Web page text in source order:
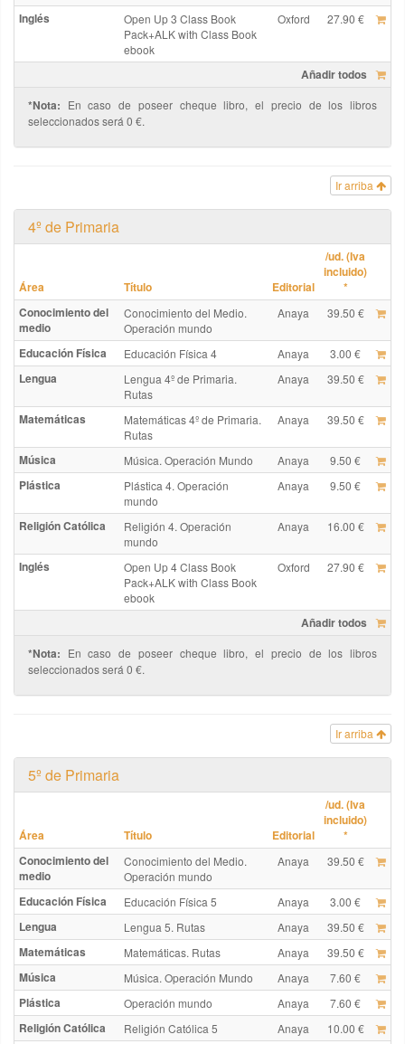
Inglés
Open Up 3 Class Book
Pack+ALK with Class Book
ebook
Oxford 27.90 €
Añadir todos
*Nota: En caso de poseer cheque libro, el precio de los libros
seleccionados será 0 €.
Ir arriba
4º de Primaria
Área Título Editorial
/ud. (Iva
incluido)
*
Conocimiento del
medio
Conocimiento del Medio.
Operación mundo
Anaya 39.50 €
Educación Física Educación Física 4 Anaya 3.00 €
Lengua
Lengua 4º de Primaria.
Rutas
Anaya 39.50 €
Matemáticas
Matemáticas 4º de Primaria.
Rutas
Anaya 39.50 €
Música Música. Operación Mundo Anaya 9.50 €
Plástica
Plástica 4. Operación
mundo
Anaya 9.50 €
Religión Católica
Religión 4. Operación
mundo
Anaya 16.00 €
Inglés
Open Up 4 Class Book
Pack+ALK with Class Book
ebook
Oxford 27.90 €
Añadir todos
*Nota: En caso de poseer cheque libro, el precio de los libros
seleccionados será 0 €.
Ir arriba
5º de Primaria
Área Título Editorial
/ud. (Iva
incluido)
*
Conocimiento del
medio
Conocimiento del Medio.
Operación mundo
Anaya 39.50 €
Educación Física Educación Física 5 Anaya 3.00 €
Lengua Lengua 5. Rutas Anaya 39.50 €
Matemáticas Matemáticas. Rutas Anaya 39.50 €
Música Música. Operación Mundo Anaya 7.60 €
Plástica Operación mundo Anaya 7.60 €
Religión Católica Religión Católica 5 Anaya 10.00 €